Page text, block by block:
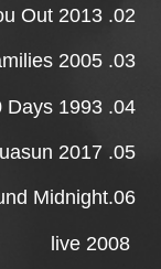
02. CItizen – Figure You Out 2013
03. Silversun Pickups – Kissing Families 2005
04. Slowdive – 40 Days 1993
05. Basement – Aquasun 2017
06.The Airborne Toxic Event – Sometime Around Midnight